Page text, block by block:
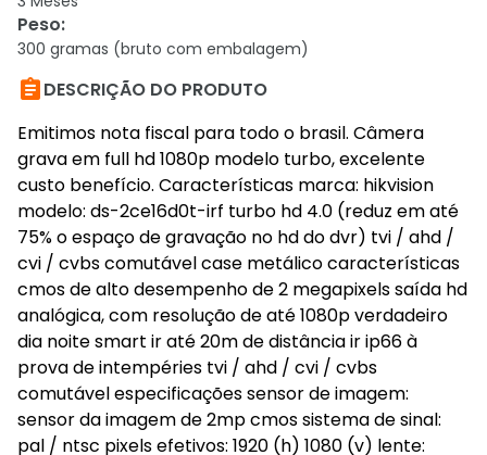
Peso:
300 gramas (bruto com embalagem)
DESCRIÇÃO DO PRODUTO
Emitimos nota fiscal para todo o brasil. Câmera
grava em full hd 1080p modelo turbo, excelente
custo benefício. Características marca: hikvision
modelo: ds-2ce16d0t-irf turbo hd 4.0 (reduz em até
75% o espaço de gravação no hd do dvr) tvi / ahd /
cvi / cvbs comutável case metálico características
cmos de alto desempenho de 2 megapixels saída hd
analógica, com resolução de até 1080p verdadeiro
dia noite smart ir até 20m de distância ir ip66 à
prova de intempéries tvi / ahd / cvi / cvbs
comutável especificações sensor de imagem:
sensor da imagem de 2mp cmos sistema de sinal:
pal / ntsc pixels efetivos: 1920 (h) 1080 (v) lente: